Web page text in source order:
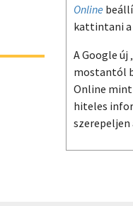
Online
kattintani
A Google
mostantól
Online mint
hiteles